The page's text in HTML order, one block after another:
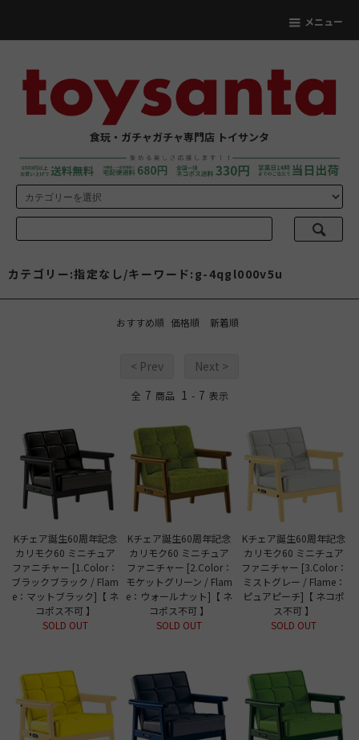
メニュー
食玩・ガチャガチャ専門店 トイサンタ
カテゴリー:指定なし/キーワード:g-4qgl000v5u
おすすめ順 価格順 新着順
< Prev Next >
全 7 商品 1 - 7 表示
Kチェア誕生60周年記念
カリモク60 ミニチュア
ファニチャー [1.Color：
ブラックブラック / Flam
e：マットブラック]【 ネ
コポス不可 】
SOLD OUT
Kチェア誕生60周年記念
カリモク60 ミニチュア
ファニチャー [2.Color：
モケットグリーン / Flam
e：ウォールナット]【 ネ
コポス不可 】
SOLD OUT
Kチェア誕生60周年記念
カリモク60 ミニチュア
ファニチャー [3.Color：
ミストグレー / Flame：
ピュアピーチ]【 ネコポ
ス不可 】
SOLD OUT